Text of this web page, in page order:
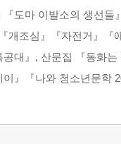
도마 이발소의 생선들
개조심』『자전거』
대』, 산문집 『동화
』『나와 청소년문학